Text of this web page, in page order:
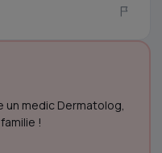
un medic Dermatolog,
!